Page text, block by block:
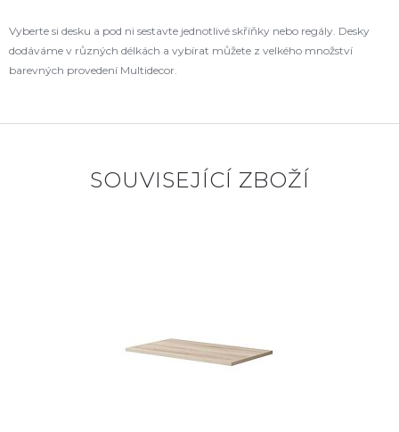
Vyberte si desku a pod ni sestavte jednotlivé skříňky nebo regály. Desky
dodáváme v různých délkách a vybírat můžete z velkého množství
barevných provedení Multidecor.
SOUVISEJÍCÍ ZBOŽÍ